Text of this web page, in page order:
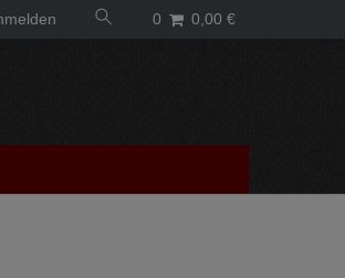
0 0,00 €